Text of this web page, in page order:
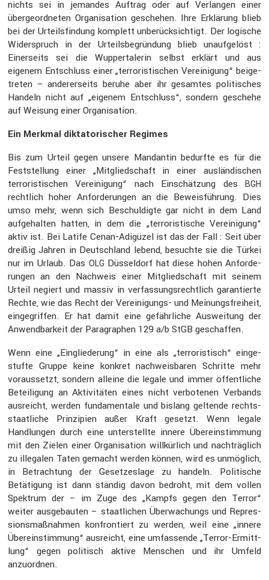
nichts sei in jemandes Auftrag oder auf Verlangen einer
überge­ord­neten Organi­sa­tion geschehen. Ihre Erklä­rung blieb
bei der Urteils­fin­dung komplett unberück­sich­tigt. Der logische
Wider­spruch in der Urteils­be­grün­dung blieb unauf­ge­löst :
Einer­seits sei die Wupper­ta­lerin selbst erklärt und aus
eigenem Entschluss einer „terro­ris­ti­schen Verei­ni­gung“ beige­
treten – anderer­seits beruhe aber ihr gesamtes politi­sches
Handeln nicht auf „eigenem Entschluss“, sondern geschehe
auf Weisung einer Organi­sa­tion.
Ein Merkmal dikta­to­ri­scher Regimes
Bis zum Urteil gegen unsere Mandantin bedurfte es für die
Feststel­lung einer „Mitglied­schaft in einer auslän­di­schen
terro­ris­ti­schen Verei­ni­gung“ nach Einschät­zung des BGH
recht­lich hoher Anfor­de­rungen an die Beweis­füh­rung. Dies
umso mehr, wenn sich Beschul­digte gar nicht in dem Land
aufge­halten hatten, in dem die „terro­ris­ti­sche Verei­ni­gung“
aktiv ist. Bei Latife Cenan-Adigüzel ist das der Fall : Seit über
dreißig Jahren in Deutsch­land lebend, besuchte sie die Türkei
nur im Urlaub. Das OLG Düssel­dorf hat diese hohen Anfor­de­
rungen an den Nachweis einer Mitglied­schaft mit seinem
Urteil negiert und massiv in verfas­sungs­recht­lich garan­tierte
Rechte, wie das Recht der Verei­ni­gungs- und Meinungs­frei­heit,
einge­griffen. Er hat damit eine gefähr­liche Auswei­tung der
Anwend­bar­keit der Paragra­phen 129 a/b StGB geschaffen.
Wenn eine „Einglie­de­rung“ in eine als „terro­ris­tisch“ einge­
stufte Gruppe keine konkret nachweis­baren Schritte mehr
voraus­setzt, sondern alleine die legale und immer öffent­liche
Betei­li­gung an Aktivi­täten eines nicht verbo­tenen Verbands
ausreicht, werden funda­men­tale und bislang geltende rechts­
staat­liche Prinzi­pien außer Kraft gesetzt. Wenn legale
Handlungen durch eine unter­stellte innere Überein­stim­mung
mit den Zielen einer Organi­sa­tion willkür­lich und nachträg­lich
zu illegalen Taten gemacht werden können, wird es unmög­lich,
in Betrach­tung der Geset­zes­lage zu handeln. Politi­sche
Betäti­gung ist dann ständig davon bedroht, mit dem vollen
Spektrum der – im Zuge des „Kampfs gegen den Terror“
weiter ausge­bauten – staat­li­chen Überwa­chungs und Repres­
si­ons­maß­nahmen konfron­tiert zu werden, weil eine „innere
Überein­stim­mung“ ausreicht, eine umfas­sende „Terror-Ermitt­
lung“ gegen politisch aktive Menschen und ihr Umfeld
anzuordnen.